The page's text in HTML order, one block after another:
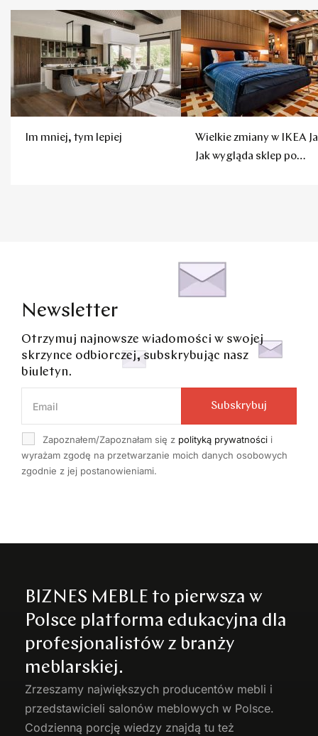
Im mniej, tym lepiej
Wielkie zmiany w IKEA
Jak wygląda sklep po
Newsletter
Otrzymuj najnowsze wiadomości w swojej
skrzynce odbiorczej, subskrybując nasz
biuletyn.
Zapoznałem/Zapoznałam się z polityką prywatności i
wyrażam zgodę na przetwarzanie moich danych osobowych
zgodnie z jej postanowieniami.
Subskrybuj
BIZNES MEBLE to pierwsza w
Polsce platforma edukacyjna dla
profesjonalistów z branży
meblarskiej.
Zrzeszamy największych producentów mebli i
przedstawicieli salonów meblowych w Polsce.
Codzienną porcję wiedzy znajdą tu też